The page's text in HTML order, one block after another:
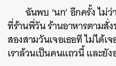
ฉันพบ ‘นก’ อีกครั้ง ไม่ว่
ที่ร้านพี่วัน ร้านอาหารตามสั่
สองสามวันเจอเธอที ไม่ได้เ
เราล้วนเป็นคนแถวนี้ และยั